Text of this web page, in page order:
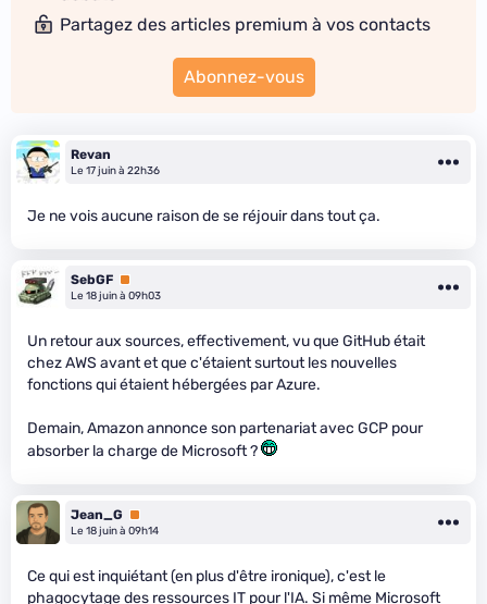
Partagez des articles premium à vos contacts
Abonnez-vous
Revan
Le 17 juin à 22h36
Je ne vois aucune raison de se réjouir dans tout ça.
SebGF Premium
Le 18 juin à 09h03
Un retour aux sources, effectivement, vu que GitHub était
chez AWS avant et que c'étaient surtout les nouvelles
fonctions qui étaient hébergées par Azure.
Demain, Amazon annonce son partenariat avec GCP pour
absorber la charge de Microsoft ?
Jean_G
Premium
Le 18 juin à 09h14
Ce qui est inquiétant (en plus d'être ironique), c'est le
phagocytage des ressources IT pour l'IA. Si même Microsoft